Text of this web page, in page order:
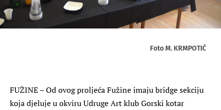
Foto M. KRMPOTIĆ
FUŽINE – Od ovog proljeća Fužine imaju bridge sekciju
koja djeluje u okviru Udruge Art klub Gorski kotar